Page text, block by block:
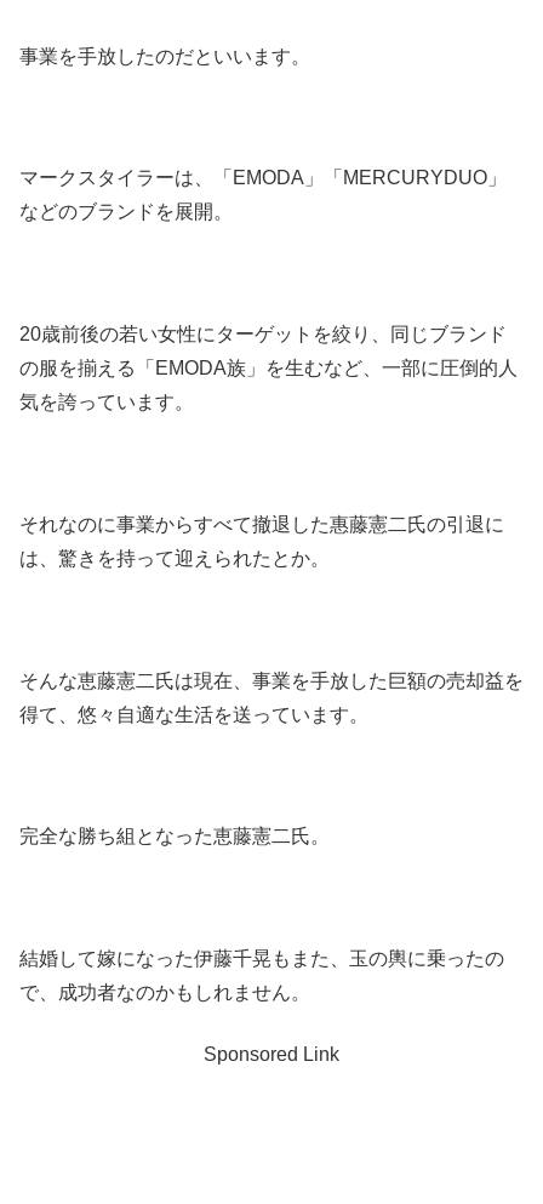
事業を手放したのだといいます。
マークスタイラーは、「EMODA」「MERCURYDUO」
などのブランドを展開。
20歳前後の若い女性にターゲットを絞り、同じブランド
の服を揃える「EMODA族」を生むなど、一部に圧倒的人
気を誇っています。
それなのに事業からすべて撤退した惠藤憲二氏の引退に
は、驚きを持って迎えられたとか。
そんな恵藤憲二氏は現在、事業を手放した巨額の売却益を
得て、悠々自適な生活を送っています。
完全な勝ち組となった恵藤憲二氏。
結婚して嫁になった伊藤千晃もまた、玉の輿に乗ったの
で、成功者なのかもしれません。
Sponsored Link